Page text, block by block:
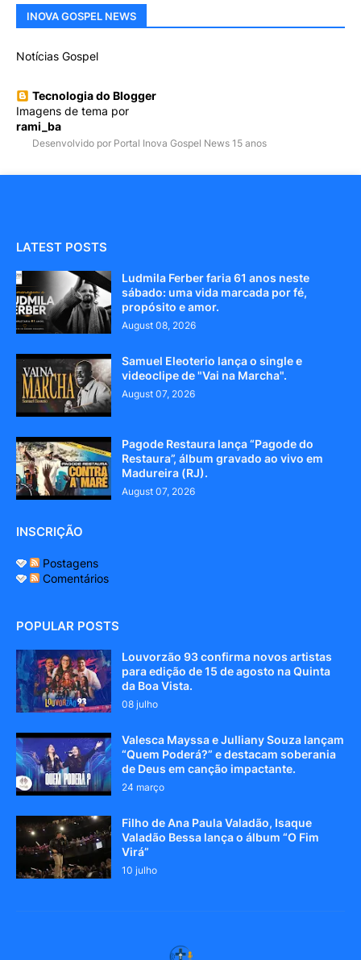
INOVA GOSPEL NEWS
Notícias Gospel
Tecnologia do Blogger
Imagens de tema por
rami_ba
Desenvolvido por Portal Inova Gospel News 15 anos
LATEST POSTS
Ludmila Ferber faria 61 anos neste
sábado: uma vida marcada por fé,
propósito e amor.
August 08, 2026
Samuel Eleoterio lança o single e
videoclipe de "Vai na Marcha".
August 07, 2026
Pagode Restaura lança “Pagode do
Restaura”, álbum gravado ao vivo em
Madureira (RJ).
August 07, 2026
INSCRIÇÃO
Postagens
Comentários
POPULAR POSTS
Louvorzão 93 confirma novos artistas
para edição de 15 de agosto na Quinta
da Boa Vista.
08 julho
Valesca Mayssa e Julliany Souza lançam
“Quem Poderá?” e destacam soberania
de Deus em canção impactante.
24 março
Filho de Ana Paula Valadão, Isaque
Valadão Bessa lança o álbum “O Fim
Virá”
10 julho